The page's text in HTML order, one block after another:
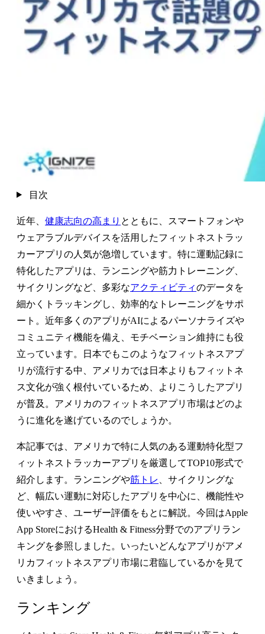
目次
近年、 健康志向の高まり とともに、スマートフォンや
ウェアラブルデバイスを活用したフィットネストラッ
カーアプリの人気が急増しています。特に運動記録に
特化したアプリは、ランニングや筋力トレーニング、
サイクリングなど、多彩なアクティビティのデータを
細かくトラッキングし、効率的なトレーニングをサポ
ート。近年多くのアプリがAIによるパーソナライズや
コミュニティ機能を備え、モチベーション維持にも役
立っています。日本でもこのようなフィットネスアプ
リが流行する中、アメリカでは日本よりもフィットネ
ス文化が強く根付いているため、よりこうしたアプリ
が普及。アメリカのフィットネスアプリ市場はどのよ
うに進化を遂げているのでしょうか。
本記事では、アメリカで特に人気のある運動特化型フ
ィットネストラッカーアプリを厳選してTOP10形式で
紹介します。ランニングや筋トレ
、サイクリングな
ど、幅広い運動に対応したアプリを中心に、機能性や
使いやすさ、ユーザー評価をもとに解説。今回はApple
App StoreにおけるHealth & Fitness分野でのアプリラン
キングを参照しました。いったいどんなアプリがアメ
リカフィットネスアプリ市場に君臨しているかを見て
いきましょう。
ランキング